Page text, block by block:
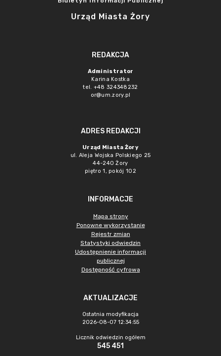
Urząd Miasta Żory
REDAKCJA
Administrator
Karina Kostka
tel. +48 324348232
or@um.zory.pl
ADRES REDAKCJI
Urząd Miasta Żory
ul. Aleja Wojska Polskiego 25
44-240 Żory
piętro 1, pokój 102
INFORMACJE
Mapa strony
Ponowne wykorzystanie
Rejestr zmian
Statystyki odwiedzin
Udostępnienie informacji
publicznej
Dostępność cyfrowa
AKTUALIZACJE
Ostatnia modyfikacja
2026-08-07 12:34:55
Licznik odwiedzin ogółem
545 451